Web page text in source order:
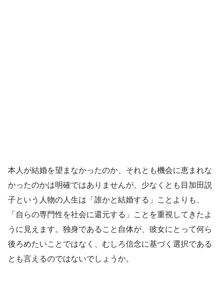
本人が結婚を望まなかったのか、それとも機会に恵まれな
かったのかは明確ではありませんが、少なくとも目加田説
子という人物の人生は「誰かと結婚する」ことよりも、
「自らの専門性を社会に還元する」ことを重視してきたよ
うに見えます。独身であること自体が、彼女にとって何ら
後ろめたいことではなく、むしろ信念に基づく選択である
とも言えるのではないでしょうか。